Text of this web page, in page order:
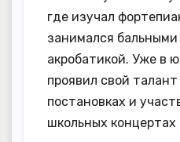
где изучал
занимался
акробатикой. Уже в
проявил свой
постановках и
школьных